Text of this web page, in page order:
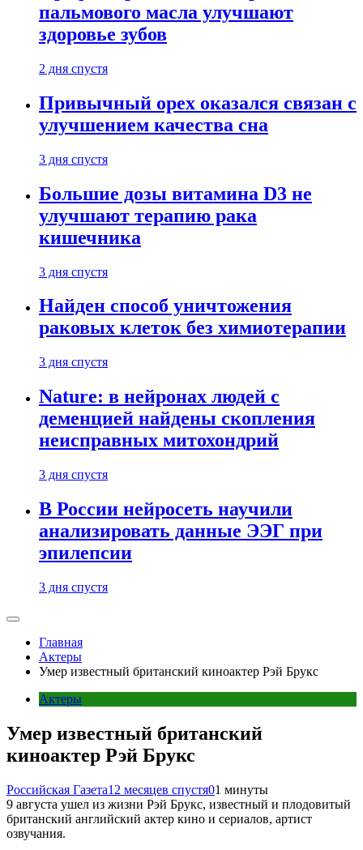
пальмового масла улучшают
здоровье зубов
2 дня спустя
Привычный орех оказался связан с
улучшением качества сна
3 дня спустя
Большие дозы витамина D3 не
улучшают терапию рака
кишечника
3 дня спустя
Найден способ уничтожения
раковых клеток без химиотерапии
3 дня спустя
Nature: в нейронах людей с
деменцией найдены скопления
неисправных митохондрий
3 дня спустя
В России нейросеть научили
анализировать данные ЭЭГ при
эпилепсии
3 дня спустя
Главная
Актеры
Умер известный британский киноактер Рэй Брукс
Актеры
Умер известный британский
киноактер Рэй Брукс
Российская Газета12 месяцев спустя01 минуты
9 августа ушел из жизни Рэй Брукс, известный и плодовитый
британский английский актер кино и сериалов, артист
озвучания.